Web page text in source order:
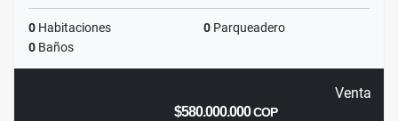
0 Habitaciones 0 Parqueadero
0 Baños
Venta
$580.000.000COP